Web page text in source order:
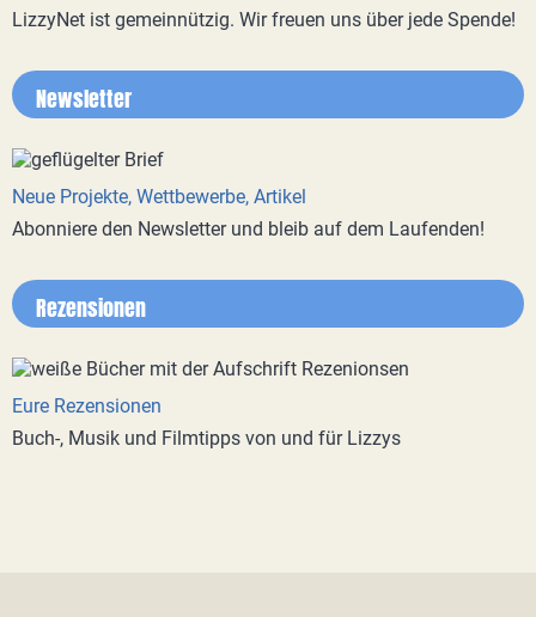
LizzyNet ist gemeinnützig. Wir freuen uns über jede Spende!
Newsletter
Neue Projekte, Wettbewerbe, Artikel
Abonniere den Newsletter und bleib auf dem Laufenden!
Rezensionen
Eure Rezensionen
Buch-, Musik und Filmtipps von und für Lizzys